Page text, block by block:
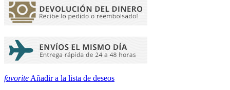
favorite Añadir a la lista de deseos